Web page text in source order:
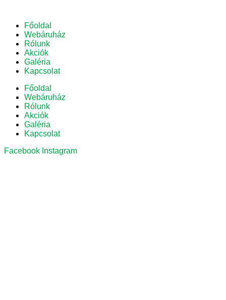
Főoldal
Webáruház
Rólunk
Akciók
Galéria
Kapcsolat
Főoldal
Webáruház
Rólunk
Akciók
Galéria
Kapcsolat
Facebook Instagram